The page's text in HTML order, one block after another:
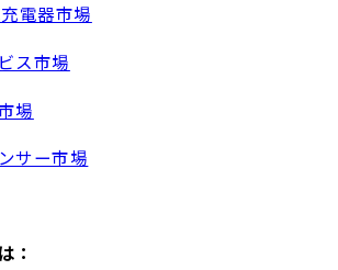
電器市場
ス市場
場
サー市場
：